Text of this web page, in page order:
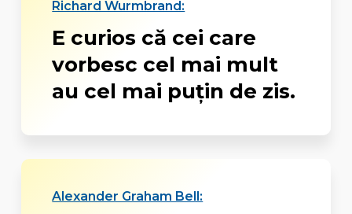
Richard Wurmbrand:
E curios că cei care
vorbesc cel mai mult
au cel mai puţin de zis.
Alexander Graham Bell: